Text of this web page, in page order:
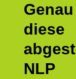
diese